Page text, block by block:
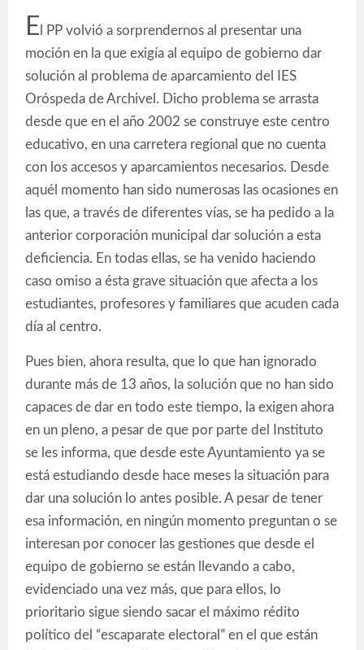
E l PP volvió a sorprendernos al presentar una
moción en la que exigía al equipo de gobierno dar
solución al problema de aparcamiento del IES
Oróspeda de Archivel. Dicho problema se arrasta
desde que en el año 2002 se construye este centro
educativo, en una carretera regional que no cuenta
con los accesos y aparcamientos necesarios. Desde
aquél momento han sido numerosas las ocasiones en
las que, a través de diferentes vías, se ha pedido a la
anterior corporación municipal dar solución a esta
deficiencia. En todas ellas, se ha venido haciendo
caso omiso a ésta grave situación que afecta a los
estudiantes, profesores y familiares que acuden cada
día al centro.
Pues bien, ahora resulta, que lo que han ignorado
durante más de 13 años, la solución que no han sido
capaces de dar en todo este tiempo, la exigen ahora
en un pleno, a pesar de que por parte del Instituto
se les informa, que desde este Ayuntamiento ya se
está estudiando desde hace meses la situación para
dar una solución lo antes posible. A pesar de tener
esa información, en ningún momento preguntan o se
interesan por conocer las gestiones que desde el
equipo de gobierno se están llevando a cabo,
evidenciado una vez más, que para ellos, lo
prioritario sigue siendo sacar el máximo rédito
político del “escaparate electoral” en el que están